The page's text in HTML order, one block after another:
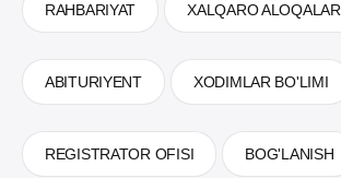
RAHBARIYAT XALQARO ALOQALAR
ABITURIYENT XODIMLAR BO'LIMI
REGISTRATOR OFISI BOG'LANISH